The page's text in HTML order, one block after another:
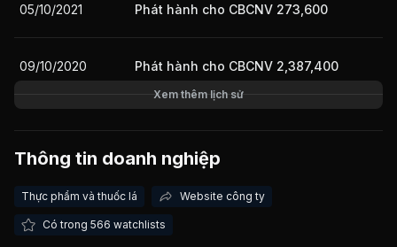
05/10/2021 Phát hành cho CBCNV 273,600
09/10/2020 Phát hành cho CBCNV 2,387,400
Xem thêm lịch sử
Thông tin doanh nghiệp
Thực phẩm và thuốc lá Website công ty
Có trong 566 watchlists